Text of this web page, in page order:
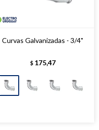
Curvas Galvanizadas - 3/4"
$ 175,47